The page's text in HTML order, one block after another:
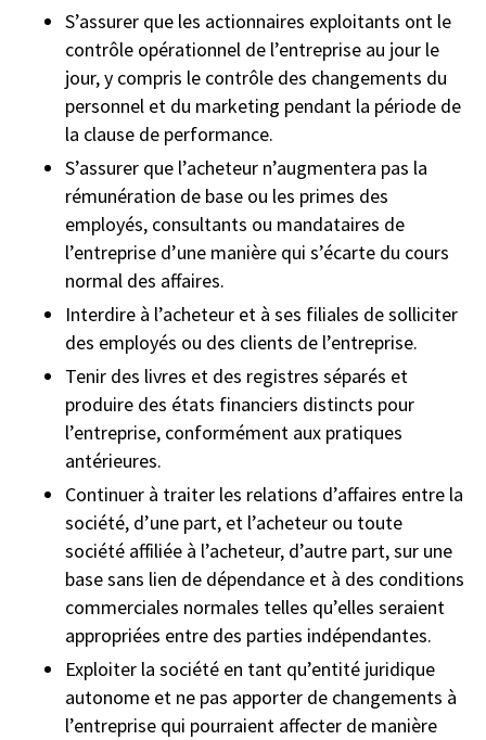
S’assurer que les actionnaires exploitants ont le
contrôle opérationnel de l’entreprise au jour le
jour, y compris le contrôle des changements du
personnel et du marketing pendant la période de
la clause de performance.
S’assurer que l’acheteur n’augmentera pas la
rémunération de base ou les primes des
employés, consultants ou mandataires de
l’entreprise d’une manière qui s’écarte du cours
normal des affaires.
Interdire à l’acheteur et à ses filiales de solliciter
des employés ou des clients de l’entreprise.
Tenir des livres et des registres séparés et
produire des états financiers distincts pour
l’entreprise, conformément aux pratiques
antérieures.
Continuer à traiter les relations d’affaires entre la
société, d’une part, et l’acheteur ou toute
société affiliée à l’acheteur, d’autre part, sur une
base sans lien de dépendance et à des conditions
commerciales normales telles qu’elles seraient
appropriées entre des parties indépendantes.
Exploiter la société en tant qu’entité juridique
autonome et ne pas apporter de changements à
l’entreprise qui pourraient affecter de manière